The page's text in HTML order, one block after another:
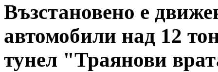
Възстановено е
автомобили над 12
тунел "Траянови